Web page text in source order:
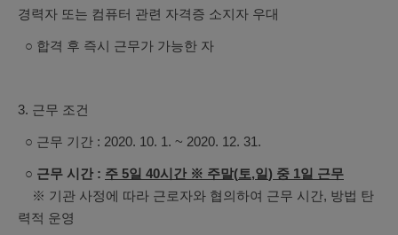
경력자 또는 컴퓨터 관련 자격증 소지자 우대
○ 합격 후 즉시 근무가 가능한 자
3. 근무 조건
○ 근무 기간 : 2020. 10. 1. ~ 2020. 12. 31.
○ 근무 시간 : 주 5일 40시간 ※ 주말(토,일) 중 1일 근무
※ 기관 사정에 따라 근로자와 협의하여 근무 시간, 방법 탄
력적 운영